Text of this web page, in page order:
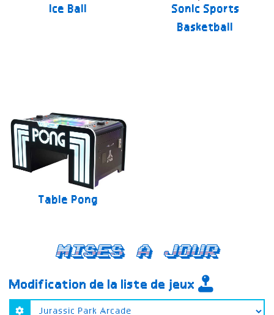
Ice Ball
Sonic Sports
Basketball
Table Pong
Mises a jour
Modification de la liste de jeux